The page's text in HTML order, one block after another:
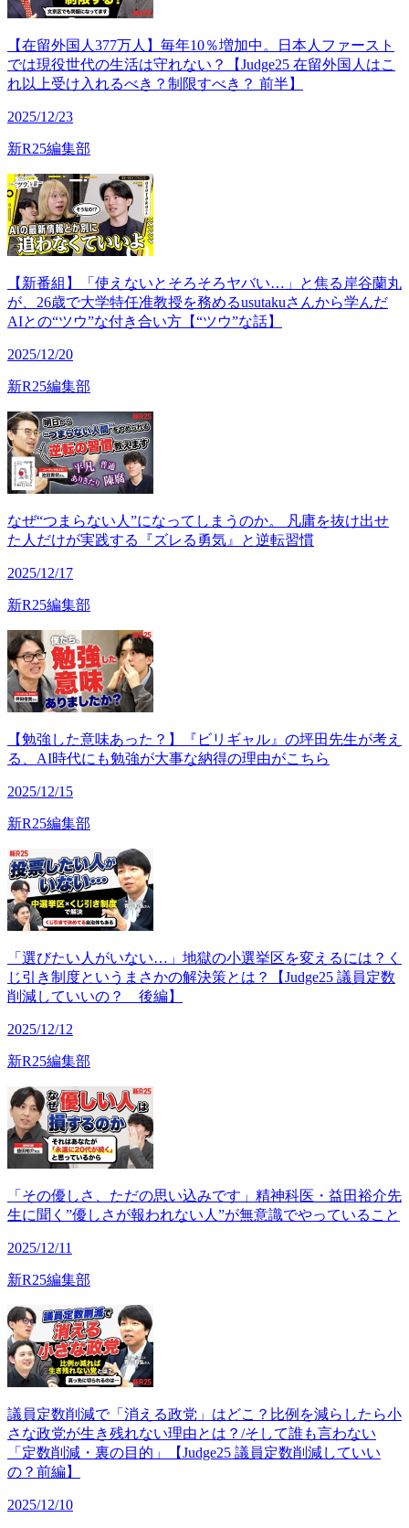
【在留外国人377万人】毎年10％増加中。日本人ファースト
では現役世代の生活は守れない？【Judge25 在留外国人はこ
れ以上受け入れるべき？制限すべき？ 前半】
2025/12/23
新R25編集部
【新番組】「使えないとそろそろヤバい…」と焦る岸谷蘭丸
が、26歳で大学特任准教授を務めるusutakuさんから学んだ
AIとの“ツウ”な付き合い方【“ツウ”な話】
2025/12/20
新R25編集部
なぜ“つまらない人”になってしまうのか。 凡庸を抜け出せ
た人だけが実践する『ズレる勇気』と逆転習慣
2025/12/17
新R25編集部
【勉強した意味あった？】『ビリギャル』の坪田先生が考え
る、AI時代にも勉強が大事な納得の理由がこちら
2025/12/15
新R25編集部
「選びたい人がいない…」地獄の小選挙区を変えるには？く
じ引き制度というまさかの解決策とは？【Judge25 議員定数
削減していいの？ 後編】
2025/12/12
新R25編集部
「その優しさ、ただの思い込みです」精神科医・益田裕介先
生に聞く”優しさが報われない人”が無意識でやっていること
2025/12/11
新R25編集部
議員定数削減で「消える政党」はどこ？比例を減らしたら小
さな政党が生き残れない理由とは？/そして誰も言わない
「定数削減・裏の目的」【Judge25 議員定数削減していい
の？前編】
2025/12/10